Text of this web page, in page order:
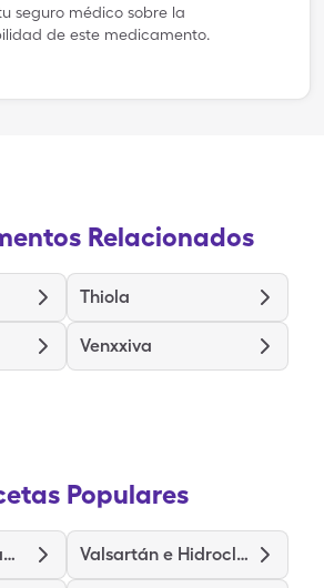
seguro médico sobre la
de este medicamento.
Relacionados
Thiola
Venxxiva
Populares
Fosfato de Clindamicina con Peróxido de Benzoilo Valsartán e Hidroclorotiazida (Compuesto)